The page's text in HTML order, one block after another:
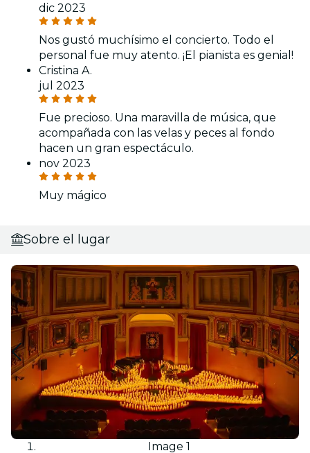
dic 2023
Nos gustó muchísimo el concierto. Todo el
personal fue muy atento. ¡El pianista es genial!
Cristina A.
jul 2023
Fue precioso. Una maravilla de música, que
acompañada con las velas y peces al fondo
hacen un gran espectáculo.
nov 2023
Muy mágico
Sobre el lugar
Image 1